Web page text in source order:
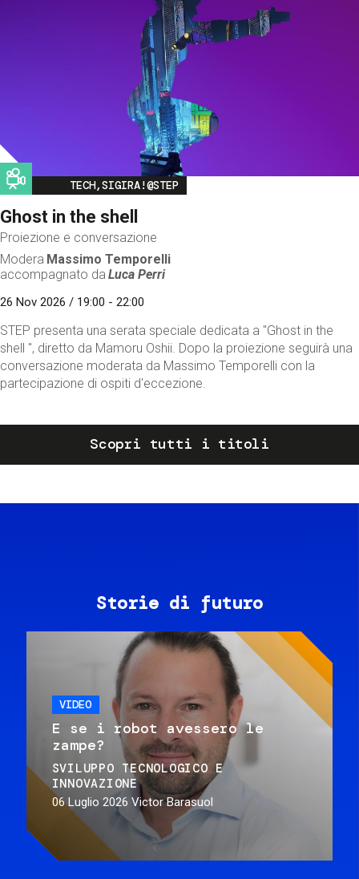
Image
TECH,SIGIRA!@STEP
Ghost in the shell
Proiezione e conversazione
Modera Massimo Temporelli
accompagnato da Luca Perri
26 Nov 2026 / 19:00 - 22:00
STEP presenta una serata speciale dedicata a "Ghost in the
shell ", diretto da Mamoru Oshii. Dopo la proiezione seguirà una
conversazione moderata da Massimo Temporelli con la
partecipazione di ospiti d'eccezione.
Scopri tutti i titoli
Storie di futuro
VIDEO
E se i robot avessero le
zampe?
SVILUPPO TECNOLOGICO E
INNOVAZIONE
06 Luglio 2026 Victor Barasuol